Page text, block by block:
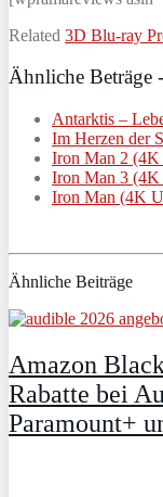
Related 3D Blu-ray
Ähnliche Beträge
Antarktis –
Im Herzen der
Iron Man 2
Iron Man 3
Iron Man (4K
Ähnliche Beiträge
Amazon
Rabatte bei
Paramount+